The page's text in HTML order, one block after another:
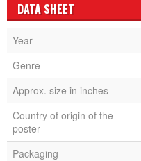
DATA SHEET
Year
Genre
Approx. size in inches
Country of origin of the
poster
Packaging